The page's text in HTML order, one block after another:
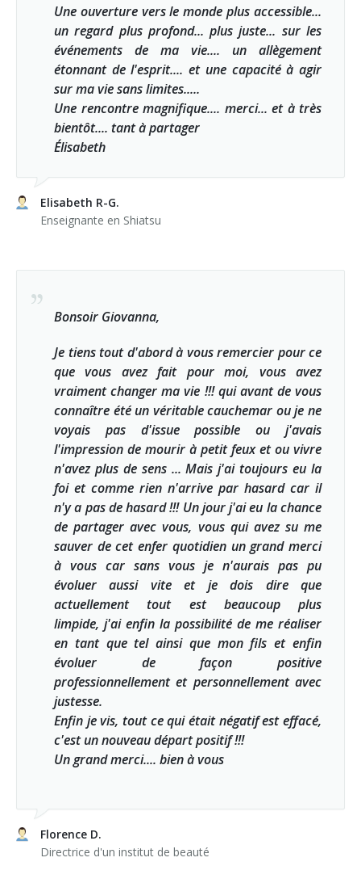
Une ouverture vers le monde plus accessible...
un regard plus profond... plus juste... sur les
événements de ma vie.... un allègement
étonnant de l'esprit.... et une capacité à agir
sur ma vie sans limites.....
Une rencontre magnifique.... merci... et à très
bientôt.... tant à partager
Élisabeth
Elisabeth R-G.
Enseignante en Shiatsu
Bonsoir Giovanna,
Je tiens tout d'abord à vous remercier pour ce
que vous avez fait pour moi, vous avez
vraiment changer ma vie !!! qui avant de vous
connaître été un véritable cauchemar ou je ne
voyais pas d'issue possible ou j'avais
l'impression de mourir à petit feux et ou vivre
n'avez plus de sens ... Mais j'ai toujours eu la
foi et comme rien n'arrive par hasard car il
n'y a pas de hasard !!! Un jour j'ai eu la chance
de partager avec vous, vous qui avez su me
sauver de cet enfer quotidien un grand merci
à vous car sans vous je n'aurais pas pu
évoluer aussi vite et je dois dire que
actuellement tout est beaucoup plus
limpide, j'ai enfin la possibilité de me réaliser
en tant que tel ainsi que mon fils et enfin
évoluer de façon positive
professionnellement et personnellement avec
justesse.
Enfin je vis, tout ce qui était négatif est effacé,
c'est un nouveau départ positif !!!
Un grand merci.... bien à vous
Florence D.
Directrice d'un institut de beauté